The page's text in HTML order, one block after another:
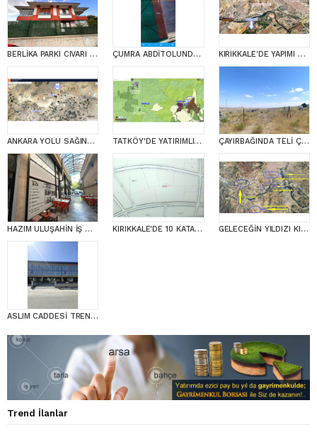
BERLİKA PARKI CIVARI SÜPER KONUMLU BAKIMLI VİLLA ÇUMRA ABDİTOLUNDA VERİMLİ YATIRIMLIK MÜSTAKİL SATILIK TARLA KIRIKKALE'DE YAPIMI DEVAM EDEN YENİ OTOYOLA KOMŞU 21 DAİRELİK ARSA
ANKARA YOLU SAĞINDA YATIRIMLIK DEV FIRSAT ! 30.458 m2 MÜSTAKİL PARSEL TATKÖY'DE YATIRIMLIK ve KULLANIMA HAZIR KADASTRO YOLU OLAN 31.300 m2 MÜSTAKİL TARLA ÇAYIRBAĞINDA TELİ ÇEKİLİ SU KUYUSU BULUNAN MAKUL MÜSTAKİL PARSEL
HAZIM ULUŞAHİN İŞ MERKEZİNDE ZEMİNDE SATILIK İŞYERİ KIRIKKALE'DE 10 KATA İMARLI 62 DAİRELİK ÇOK CAZİP FİYATLI YATIRIMLIK ARSA GELECEĞİN YILDIZI KIRIKKALE DE 60 DAİRELİK CAZİP ARSA
ASLIM CADDESİ TREND SANAYİ SİTESİNDE SIFIR FABRİKA
Trend İlanlar